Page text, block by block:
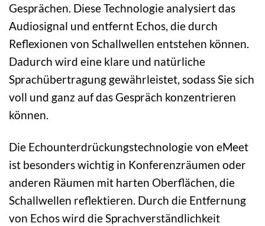
Gesprächen. Diese Technologie analysiert das
Audiosignal und entfernt Echos, die durch
Reflexionen von Schallwellen entstehen können.
Dadurch wird eine klare und natürliche
Sprachübertragung gewährleistet, sodass Sie sich
voll und ganz auf das Gespräch konzentrieren
können.
Die Echounterdrückungstechnologie von eMeet
ist besonders wichtig in Konferenzräumen oder
anderen Räumen mit harten Oberflächen, die
Schallwellen reflektieren. Durch die Entfernung
von Echos wird die Sprachverständlichkeit